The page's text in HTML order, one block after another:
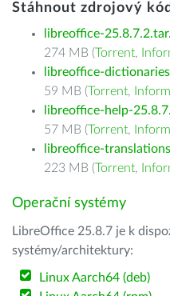
Stáhnout zdrojový kód
libreoffice-
274 MB (Torrent,
libreoffice-
59 MB (Torrent,
libreoffice-help-
57 MB (Torrent,
libreoffice-
223 MB (Torrent,
Operační systémy
LibreOffice 25.8.7 je k
systémy/architektury:
Linux Aarch64 (deb)